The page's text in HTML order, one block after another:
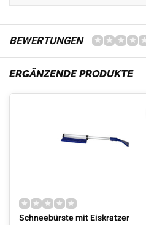
BEWERTUNGEN
ERGÄNZENDE PRODUKTE
Schneebürste mit Eiskratzer